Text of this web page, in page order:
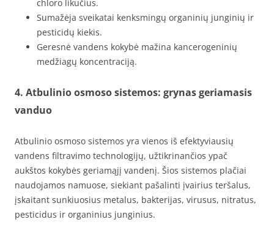
chloro likučius.
Sumažėja sveikatai kenksmingų organinių junginių ir
pesticidų kiekis.
Geresnė vandens kokybė mažina kancerogeninių
medžiagų koncentraciją.
4. Atbulinio osmoso sistemos: grynas geriamasis
vanduo
Atbulinio osmoso sistemos yra vienos iš efektyviausių
vandens filtravimo technologijų, užtikrinančios ypač
aukštos kokybės geriamąjį vandenį. Šios sistemos plačiai
naudojamos namuose, siekiant pašalinti įvairius teršalus,
įskaitant sunkiuosius metalus, bakterijas, virusus, nitratus,
pesticidus ir organinius junginius.